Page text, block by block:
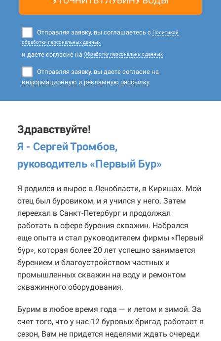
Отправляя заявку, вы соглашаетесь с Политикой
обработки персональных данных
и даете согласие на Обработку персональных данных
Отправляя заявку, вы даете согласие на
информационную и рекламную рассылку
Здравствуйте!
Я - Сергей Тромбов,
руководитель «Первый Бур»
Я родился и вырос в Ленобласти, в Киришах. Мой
отец был буровиком, и я учился у него. Затем
переехал в Санкт-Петербург и продолжал
работать в сфере бурения скважин. Набрался
еще опыта и стал руководителем фирмы «Первый
бур», которая более 20 лет успешно занимается
бурением и благоустройством частных и
промышленных скважин на воду и ремонтом
скважинного оборудования.
Бурим в любое время года — и летом и зимой. За
счет того, что у нас 12 буровых бригад работает в
сезон, Вам не придется неделями ждать очереди